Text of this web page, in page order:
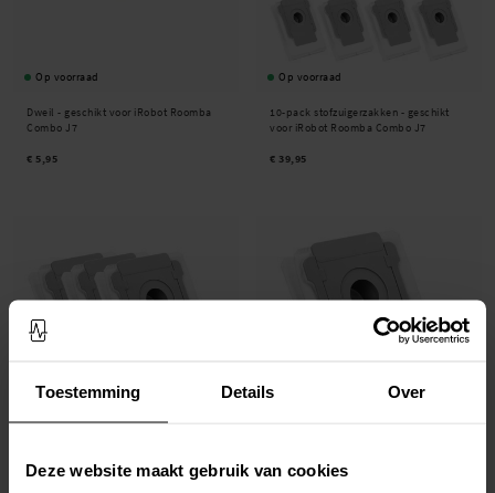
Toestemming Details Over
Deze website maakt gebruik van cookies
Op voorraad
Dweil - geschikt voor iRobot Roomba
Combo J7
€ 5,95
Op voorraad
10-pack stofzuigerzakken - geschikt
voor iRobot Roomba Combo J7
€ 39,95
3-pack stofzuigerzakken - geschikt voor
Stofzuigerzak - geschikt voor iRobot